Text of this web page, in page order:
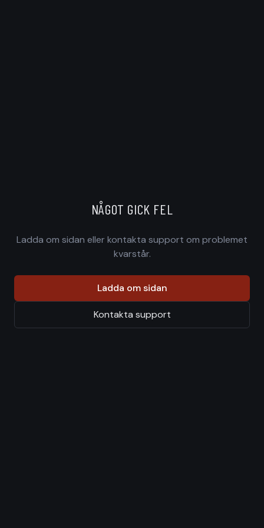
NÅGOT GICK FEL
Ladda om sidan eller kontakta support om problemet
kvarstår.
Ladda om sidan
Kontakta support